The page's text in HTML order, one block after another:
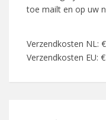
toe mailt en op uw
Verzendkosten NL:
Verzendkosten EU: